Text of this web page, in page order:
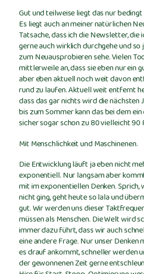
Gut und teilweise liegt das nur
Es liegt auch an meiner natürlichen
Tatsache, dass ich die Newsletter, die
gerne auch wirklich durchgehe und so
zum Neuausprobieren sehe. Vielen
mittlerweile an, dass sie eben nur ein
aber eben aktuell noch weit davon
rund zu laufen. Aktuell weit entfernt
dass das gar nichts wird die nächsten
bis zum Sommer kann das bei dem
sicher sogar schon zu 80 vielleicht
Mit Menschlichkeit und Maschinenen.
Die Entwicklung läuft ja eben nicht
exponentiell. Nur langsam aber
mit im exponentiellen Denken. Sprich,
nicht ging, geht heute so lala und
gut. Wir werden uns dieser
müssen als Menschen. Die Welt wird
immer dazu führt, dass wir auch
eine andere Frage. Nur unser Denken
es drauf ankommt, schneller werden
der gewonnenen Zeit gerne